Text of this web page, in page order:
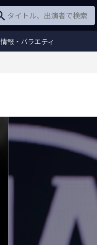
情報・バラエティ